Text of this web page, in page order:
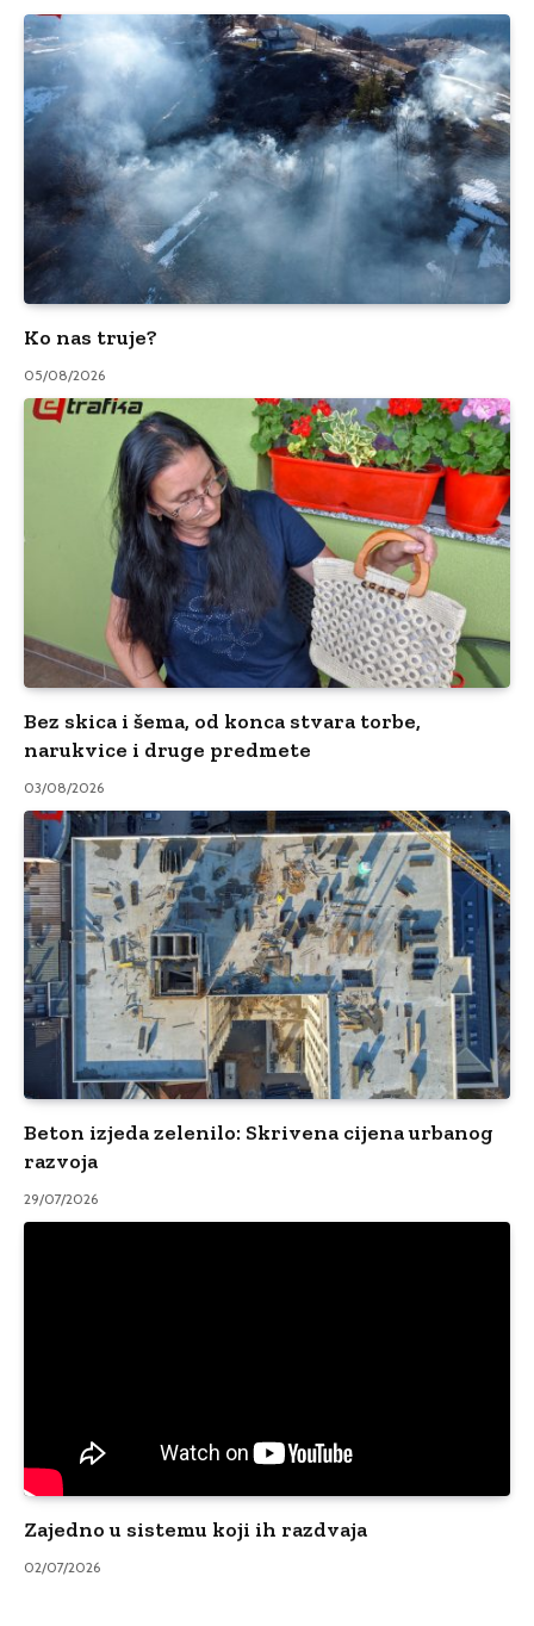
Ko nas truje?
05/08/2026
Bez skica i šema, od konca stvara torbe,
narukvice i druge predmete
03/08/2026
Beton izjeda zelenilo: Skrivena cijena urbanog
razvoja
29/07/2026
Zajedno u sistemu koji ih razdvaja
02/07/2026